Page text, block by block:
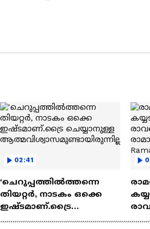
02:41
'ചെറുപ്പത്തിൽത്തന്നെ
തിയറ്റർ, നാടകം ഒക്കെ
ഇഷ്ടമാണ്.ട്രൈ
ചെയ്യാനുള്ള